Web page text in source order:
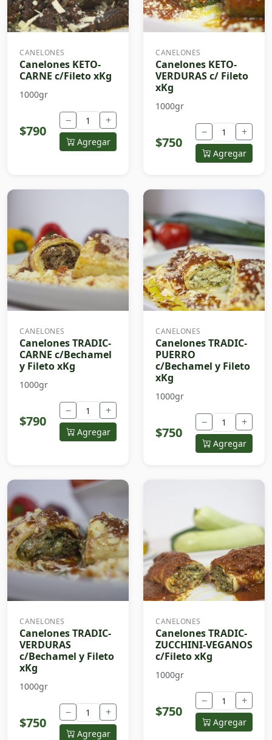
CANELONES
Canelones KETO-
CARNE c/Fileto xKg
1000gr
$790
− +
Agregar
CANELONES
Canelones KETO-
VERDURAS c/ Fileto
xKg
1000gr
$750
− +
Agregar
CANELONES
Canelones TRADIC-
CARNE c/Bechamel
y Fileto xKg
1000gr
$790
− +
Agregar
CANELONES
Canelones TRADIC-
PUERRO
c/Bechamel y Fileto
xKg
1000gr
$750
− +
Agregar
CANELONES
Canelones TRADIC-
VERDURAS
c/Bechamel y Fileto
xKg
1000gr
$750
− +
Agregar
CANELONES
Canelones TRADIC-
ZUCCHINI-VEGANOS
c/Fileto xKg
1000gr
$750
− +
Agregar